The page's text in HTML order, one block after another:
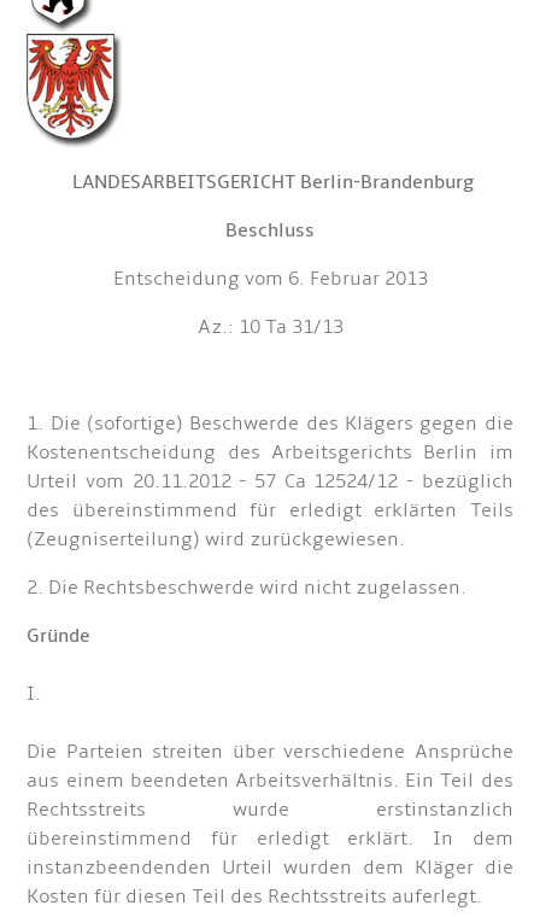
LANDESARBEITSGERICHT Berlin-Brandenburg
Beschluss
Entscheidung vom 6. Februar 2013
Az.: 10 Ta 31/13
1. Die (sofortige) Beschwerde des Klägers gegen die
Kostenentscheidung des Arbeitsgerichts Berlin im
Urteil vom 20.11.2012 - 57 Ca 12524/12 - bezüglich
des übereinstimmend für erledigt erklärten Teils
(Zeugniserteilung) wird zurückgewiesen.
2. Die Rechtsbeschwerde wird nicht zugelassen.
Gründe
I.
Die Parteien streiten über verschiedene Ansprüche
aus einem beendeten Arbeitsverhältnis. Ein Teil des
Rechtsstreits wurde erstinstanzlich
übereinstimmend für erledigt erklärt. In dem
instanzbeendenden Urteil wurden dem Kläger die
Kosten für diesen Teil des Rechtsstreits auferlegt.